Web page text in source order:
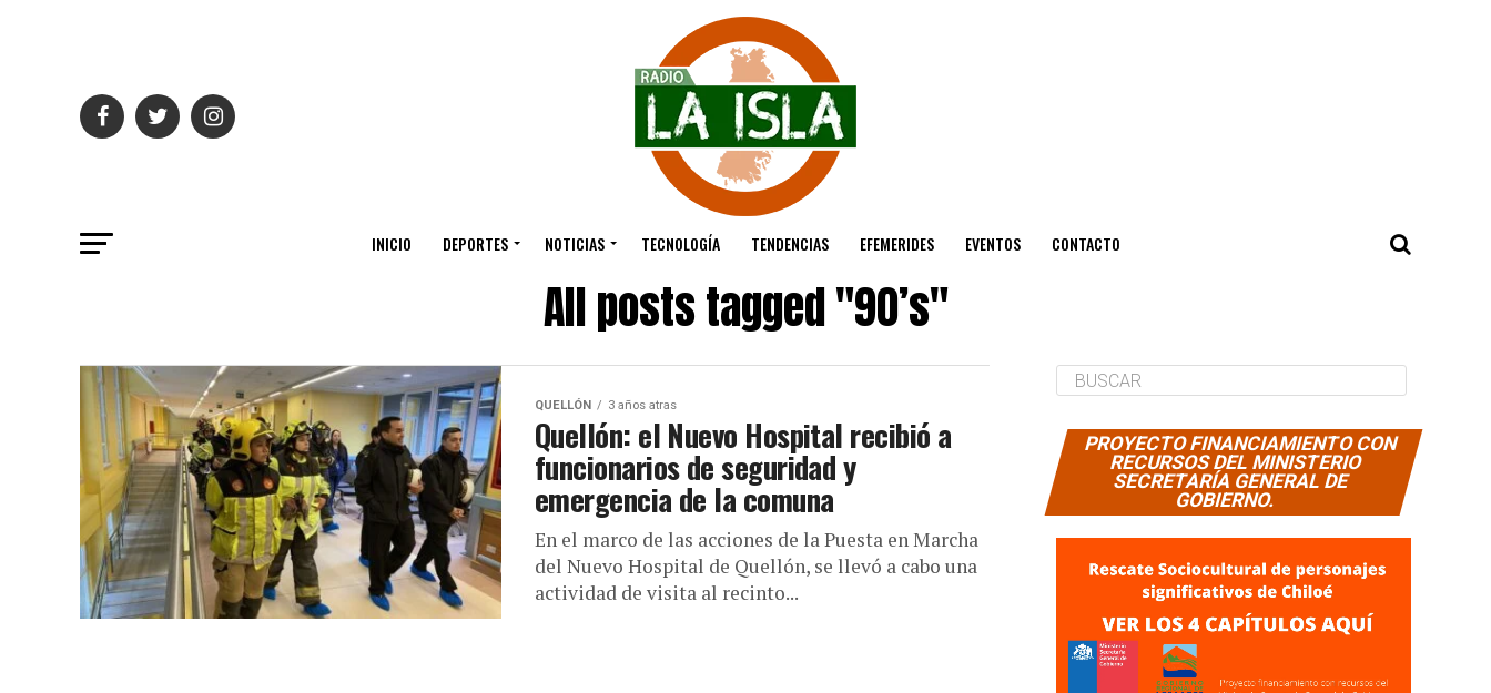
INICIO DEPORTES NOTICIAS TECNOLOGÍA TENDENCIAS EFEMERIDES EVENTOS CONTACTO
All posts tagged "90’s"
QUELLÓN 3 años atras
Quellón: el Nuevo Hospital recibió a
funcionarios de seguridad y
emergencia de la comuna
En el marco de las acciones de la Puesta en Marcha
del Nuevo Hospital de Quellón, se llevó a cabo una
actividad de visita al recinto...
PROYECTO FINANCIAMIENTO CON
RECURSOS DEL MINISTERIO
SECRETARÍA GENERAL DE
GOBIERNO.